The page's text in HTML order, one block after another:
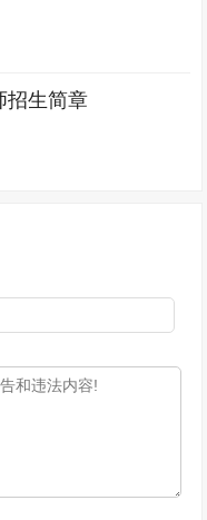
招生简章